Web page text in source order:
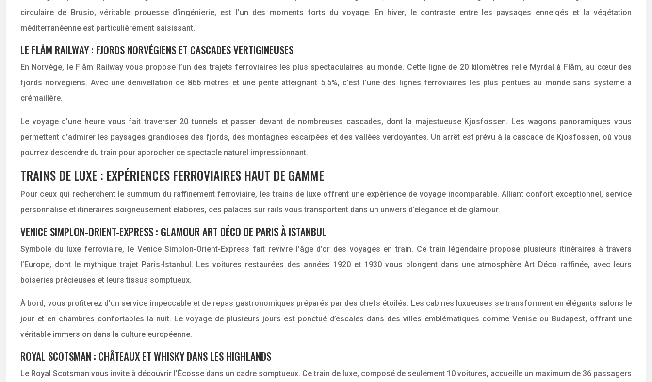
circulaire de Brusio, véritable prouesse d’ingénierie, est l’un des moments forts du voyage. En hiver, le contraste entre les paysages enneigés et la végétation
méditerranéenne est particulièrement saisissant.
LE FLÅM RAILWAY : FJORDS NORVÉGIENS ET CASCADES VERTIGINEUSES
En Norvège, le Flåm Railway vous propose l’un des trajets ferroviaires les plus spectaculaires au monde. Cette ligne de 20 kilomètres relie Myrdal à Flåm, au cœur des
fjords norvégiens. Avec une dénivellation de 866 mètres et une pente atteignant 5,5%, c’est l’une des lignes ferroviaires les plus pentues au monde sans système à
crémaillère.
Le voyage d’une heure vous fait traverser 20 tunnels et passer devant de nombreuses cascades, dont la majestueuse Kjosfossen. Les wagons panoramiques vous
permettent d’admirer les paysages grandioses des fjords, des montagnes escarpées et des vallées verdoyantes. Un arrêt est prévu à la cascade de Kjosfossen, où vous
pourrez descendre du train pour approcher ce spectacle naturel impressionnant.
TRAINS DE LUXE : EXPÉRIENCES FERROVIAIRES HAUT DE GAMME
Pour ceux qui recherchent le summum du raffinement ferroviaire, les trains de luxe offrent une expérience de voyage incomparable. Alliant confort exceptionnel, service
personnalisé et itinéraires soigneusement élaborés, ces palaces sur rails vous transportent dans un univers d’élégance et de glamour.
VENICE SIMPLON-ORIENT-EXPRESS : GLAMOUR ART DÉCO DE PARIS À ISTANBUL
Symbole du luxe ferroviaire, le Venice Simplon-Orient-Express fait revivre l’âge d’or des voyages en train. Ce train légendaire propose plusieurs itinéraires à travers
l’Europe, dont le mythique trajet Paris-Istanbul. Les voitures restaurées des années 1920 et 1930 vous plongent dans une atmosphère Art Déco raffinée, avec leurs
boiseries précieuses et leurs tissus somptueux.
À bord, vous profiterez d’un service impeccable et de repas gastronomiques préparés par des chefs étoilés. Les cabines luxueuses se transforment en élégants salons le
jour et en chambres confortables la nuit. Le voyage de plusieurs jours est ponctué d’escales dans des villes emblématiques comme Venise ou Budapest, offrant une
véritable immersion dans la culture européenne.
ROYAL SCOTSMAN : CHÂTEAUX ET WHISKY DANS LES HIGHLANDS
Le Royal Scotsman vous invite à découvrir l’Écosse dans un cadre somptueux. Ce train de luxe, composé de seulement 10 voitures, accueille un maximum de 36 passagers